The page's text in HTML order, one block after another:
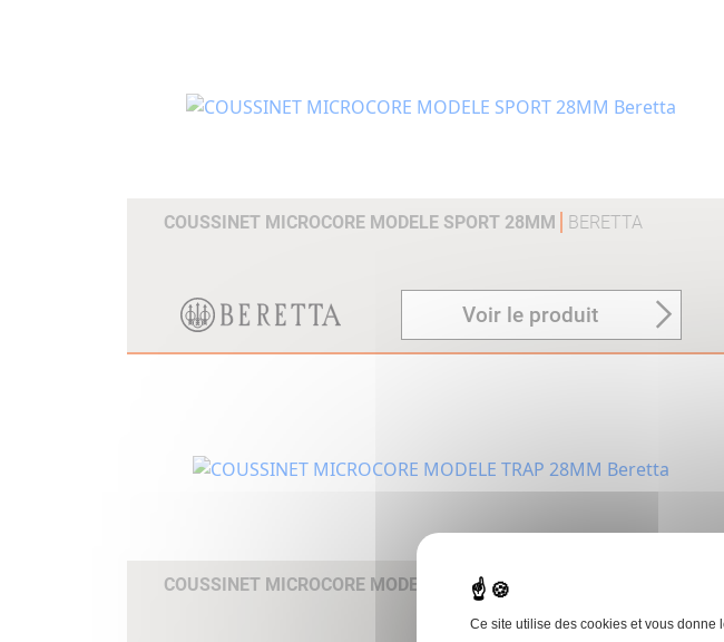
COUSSINET MICROCORE MODELE SPORT 28MM BERETTA
Voir le produit
COUSSINET MICROCORE MODELE TRAP 28MM
Ce site utilise des cookies et vous donne